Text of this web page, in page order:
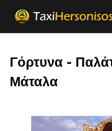
Γόρτυνα -
Μάταλα